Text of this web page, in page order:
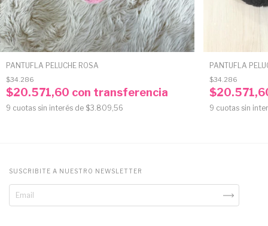
PANTUFLA PELUCHE ROSA
$34.286
$20.571,60 con transferencia
9 cuotas sin interés de $3.809,56
PANTUFLA
$34.286
9 cuotas sin
SUSCRIBITE A NUESTRO NEWSLETTER